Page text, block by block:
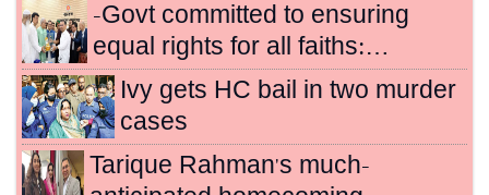
-Govt committed to ensuring
equal rights for all faiths:…
Ivy gets HC bail in two murder
cases
Tarique Rahman's much-